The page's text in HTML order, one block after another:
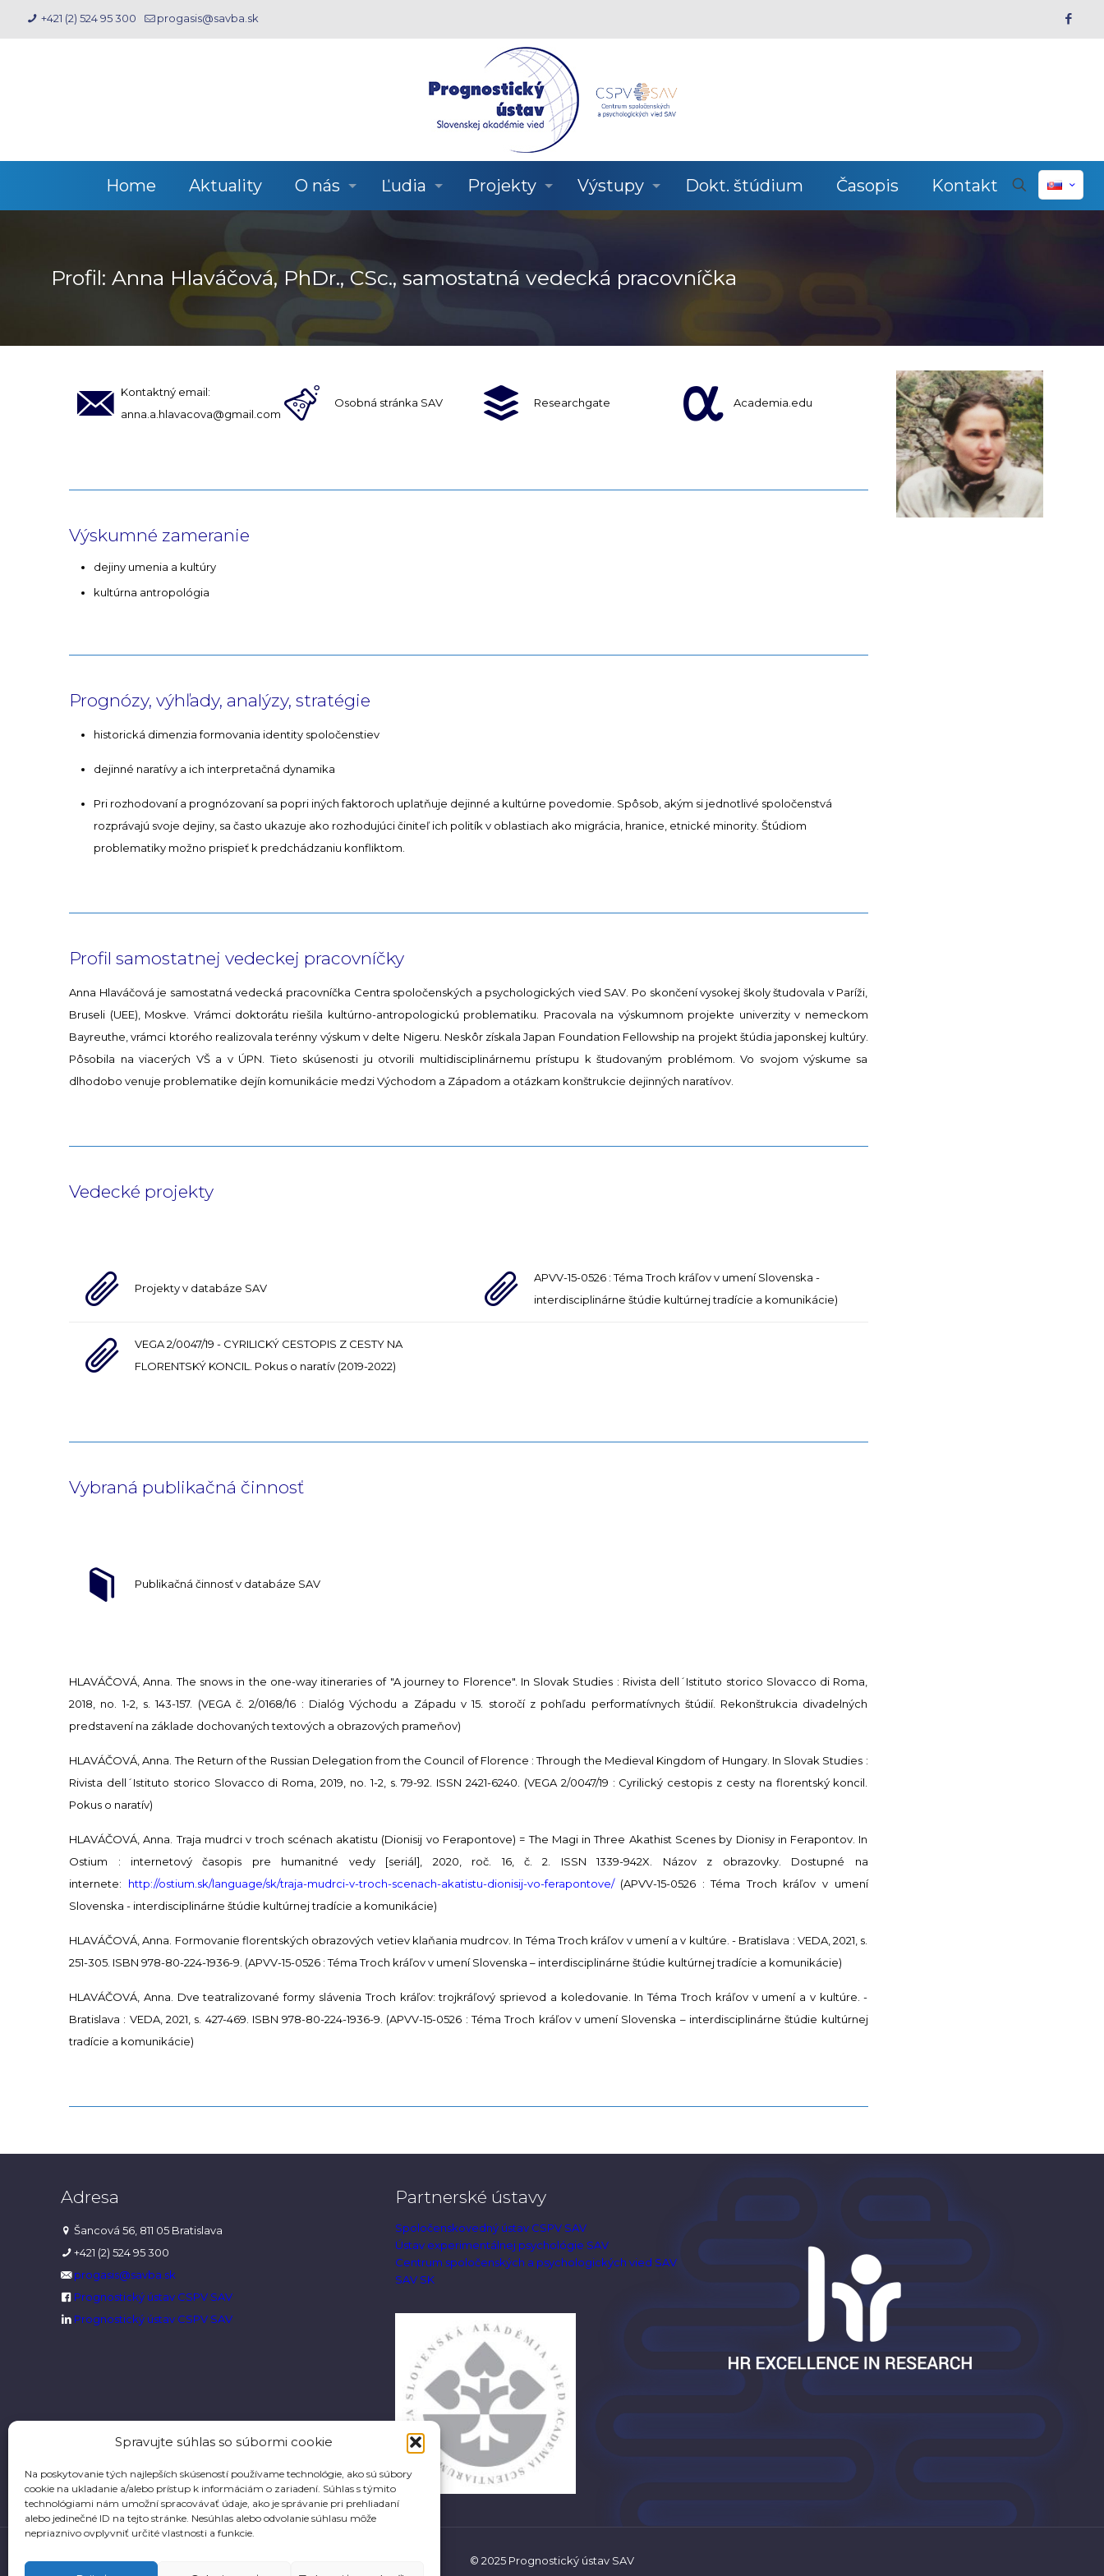
Spravujte súhlas so súbormi cookie
Na poskytovanie tých najlepších skúseností používame technológie, ako sú súbory
cookie na ukladanie a/alebo prístup k informáciám o zariadení. Súhlas s týmito
technológiami nám umožní spracovávať údaje, ako je správanie pri prehliadaní
alebo jedinečné ID na tejto stránke. Nesúhlas alebo odvolanie súhlasu môže
nepriaznivo ovplyvniť určité vlastnosti a funkcie.
+421 (2) 524 95 300 progasis@savba.sk
Home Aktuality O nás Ľudia Projekty Výstupy Dokt. štúdium Časopis Kontakt
Profil: Anna Hlaváčová, PhDr., CSc., samostatná vedecká pracovníčka
Kontaktný email:
anna.a.hlavacova@gmail.com
Osobná stránka SAV Researchgate Academia.edu
Výskumné zameranie
dejiny umenia a kultúry
kultúrna antropológia
Prognózy, výhľady, analýzy, stratégie
historická dimenzia formovania identity spoločenstiev
dejinné naratívy a ich interpretačná dynamika
Pri rozhodovaní a prognózovaní sa popri iných faktoroch uplatňuje dejinné a kultúrne povedomie. Spôsob, akým si jednotlivé spoločenstvá
rozprávajú svoje dejiny, sa často ukazuje ako rozhodujúci činiteľ ich politík v oblastiach ako migrácia, hranice, etnické minority. Štúdiom
problematiky možno prispieť k predchádzaniu konfliktom.
Profil samostatnej vedeckej pracovníčky
Anna Hlaváčová je samostatná vedecká pracovníčka Centra spoločenských a psychologických vied SAV. Po skončení vysokej školy študovala v Paríži,
Bruseli (UEE), Moskve. Vrámci doktorátu riešila kultúrno-antropologickú problematiku. Pracovala na výskumnom projekte univerzity v nemeckom
Bayreuthe, vrámci ktorého realizovala terénny výskum v delte Nigeru. Neskôr získala Japan Foundation Fellowship na projekt štúdia japonskej kultúry.
Pôsobila na viacerých VŠ a v ÚPN. Tieto skúsenosti ju otvorili multidisciplinárnemu prístupu k študovaným problémom. Vo svojom výskume sa
dlhodobo venuje problematike dejín komunikácie medzi Východom a Západom a otázkam konštrukcie dejinných naratívov.
Vedecké projekty
Projekty v databáze SAV
APVV-15-0526 : Téma Troch kráľov v umení Slovenska -
interdisciplinárne štúdie kultúrnej tradície a komunikácie)
VEGA 2/0047/19 - CYRILICKÝ CESTOPIS Z CESTY NA
FLORENTSKÝ KONCIL. Pokus o naratív (2019-2022)
Vybraná publikačná činnosť
Publikačná činnosť v databáze SAV
HLAVÁČOVÁ, Anna. The snows in the one-way itineraries of "A journey to Florence". In Slovak Studies : Rivista dell´Istituto storico Slovacco di Roma,
2018, no. 1-2, s. 143-157. (VEGA č. 2/0168/16 : Dialóg Východu a Západu v 15. storočí z pohľadu performatívnych štúdií. Rekonštrukcia divadelných
predstavení na základe dochovaných textových a obrazových prameňov)
HLAVÁČOVÁ, Anna. The Return of the Russian Delegation from the Council of Florence : Through the Medieval Kingdom of Hungary. In Slovak Studies :
Rivista dell´Istituto storico Slovacco di Roma, 2019, no. 1-2, s. 79-92. ISSN 2421-6240. (VEGA 2/0047/19 : Cyrilický cestopis z cesty na florentský koncil.
Pokus o naratív)
HLAVÁČOVÁ, Anna. Traja mudrci v troch scénach akatistu (Dionisij vo Ferapontove) = The Magi in Three Akathist Scenes by Dionisy in Ferapontov. In
Ostium : internetový časopis pre humanitné vedy [seriál], 2020, roč. 16, č. 2. ISSN 1339-942X. Názov z obrazovky. Dostupné na
internete: http://ostium.sk/language/sk/traja-mudrci-v-troch-scenach-akatistu-dionisij-vo-ferapontove/(APVV-15-0526 : Téma Troch kráľov v umení
Slovenska - interdisciplinárne štúdie kultúrnej tradície a komunikácie)
HLAVÁČOVÁ, Anna. Formovanie florentských obrazových vetiev klaňania mudrcov. In Téma Troch kráľov v umení a v kultúre. - Bratislava : VEDA, 2021, s.
251-305. ISBN 978-80-224-1936-9. (APVV-15-0526 : Téma Troch kráľov v umení Slovenska – interdisciplinárne štúdie kultúrnej tradície a komunikácie)
HLAVÁČOVÁ, Anna. Dve teatralizované formy slávenia Troch kráľov: trojkráľový sprievod a koledovanie. In Téma Troch kráľov v umení a v kultúre. -
Bratislava : VEDA, 2021, s. 427-469. ISBN 978-80-224-1936-9. (APVV-15-0526 : Téma Troch kráľov v umení Slovenska – interdisciplinárne štúdie kultúrnej
tradície a komunikácie)
Adresa
Šancová 56, 811 05 Bratislava
+421 (2) 524 95 300
progasis@savba.sk
Prognostický ústav CSPV SAV
Prognostický ústav CSPV SAV
Partnerské ústavy
Spoločenskovedný ústav CSPV SAV
Ústav experimentálnej psychológie SAV
Centrum spoločenských a psychologických vied SAV
SAV SK
© 2025 Prognostický ústav SAV